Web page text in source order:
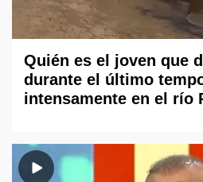
Quién es el joven que
durante el último
intensamente en el río